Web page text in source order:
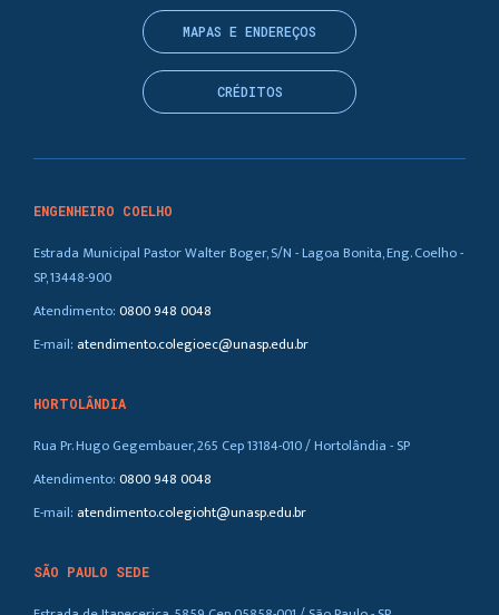
ENGENHEIRO COELHO
Estrada Municipal Pastor Walter Boger, S/N - Lagoa Bonita, Eng. Coelho -
SP, 13448-900
Atendimento:0800 948 0048
E-mail: atendimento.colegioec@unasp.edu.br
HORTOLÂNDIA
Rua Pr. Hugo Gegembauer, 265 Cep 13184-010 / Hortolândia - SP
Atendimento:0800 948 0048
E-mail: atendimento.colegioht@unasp.edu.br
SÃO PAULO SEDE
MAPAS E ENDEREÇOS
CRÉDITOS